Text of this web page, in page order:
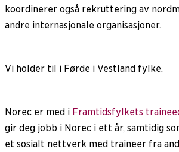
koordinerer også rekruttering av
andre internasjonale organisasjoner.
Vi holder til i Førde i Vestland fylke.
Norec er med i Framtidsfylkets
gir deg jobb i Norec i ett år, samtidig
et sosialt nettverk med traineer fra